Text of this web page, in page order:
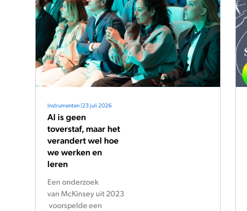
Instrumenten|23 juli 2026
AI is geen
toverstaf, maar het
verandert wel hoe
we werken en
leren
Een onderzoek
van McKinsey uit 2023
voorspelde een